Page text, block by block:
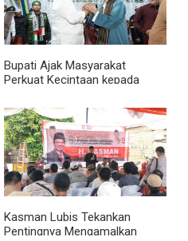
Bupati Ajak Masyarakat
Perkuat Kecintaan kepada
Bersholawat
Kasman Lubis Tekankan
Pentingnya Mengamalkan